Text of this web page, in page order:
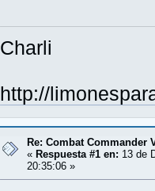
Charli
http://
Re: Combat Commander
« Respuesta #1 en: 13 de
20:35:06 »